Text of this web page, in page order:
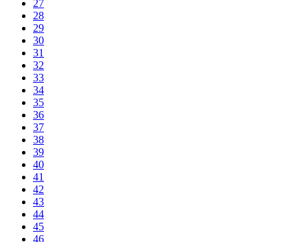
27
28
29
30
31
32
33
34
35
36
37
38
39
40
41
42
43
44
45
46